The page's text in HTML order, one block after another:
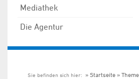
Mediathek
Die Agentur
Sie befinden sich hier: Startseite